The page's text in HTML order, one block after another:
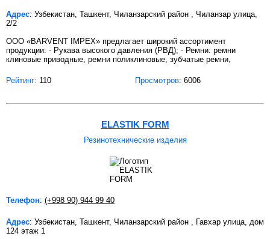
Адрес: Узбекистан, Ташкент, Чиланзарский район , Чиланзар улица,
2/2
ООО «BARVENT IMPEX» предлагает широкий ассортимент
продукции: - Рукава высокого давления (РВД); - Ремни: ремни
клиновые приводные, ремни поликлиновые, зубчатые ремни,
Рейтинг: 110 Просмотров: 6006
ELASTIK FORM
Резинотехнические изделия
Телефон: (+998 90) 944 99 40
Адрес: Узбекистан, Ташкент, Чиланзарский район , Гавхар улица, дом
124 этаж 1